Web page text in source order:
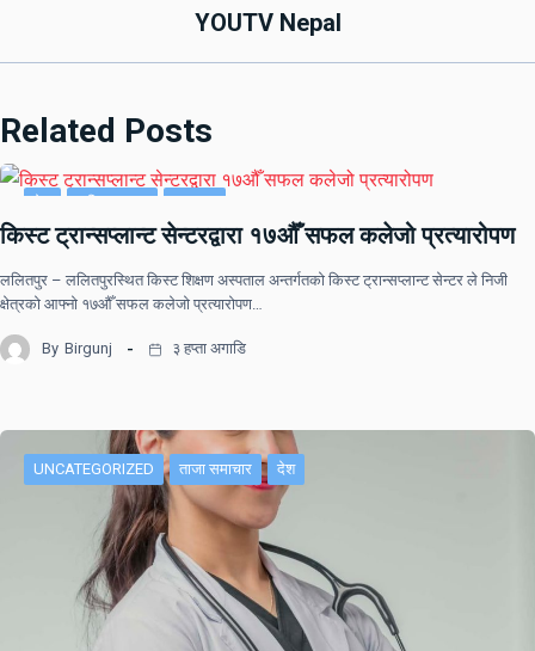
YOUTV Nepal
Related Posts
देश राष्ट्रिय खबर समाचार
किस्ट ट्रान्सप्लान्ट सेन्टरद्वारा १७औँ सफल कलेजो प्रत्यारोपण
ललितपुर – ललितपुरस्थित किस्ट शिक्षण अस्पताल अन्तर्गतको किस्ट ट्रान्सप्लान्ट सेन्टर ले निजी
क्षेत्रको आफ्नो १७औँ सफल कलेजो प्रत्यारोपण…
By Birgunj ३ हप्ता अगाडि
UNCATEGORIZED ताजा समाचार देश